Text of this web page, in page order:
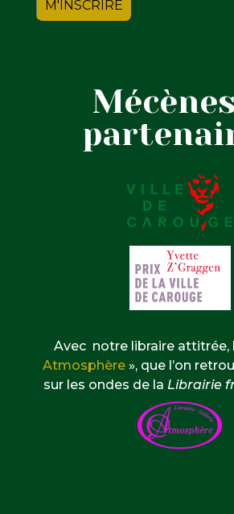
Avec notre libraire attitrée,
Atmosphère », que l’on
sur les ondes de la Librairie